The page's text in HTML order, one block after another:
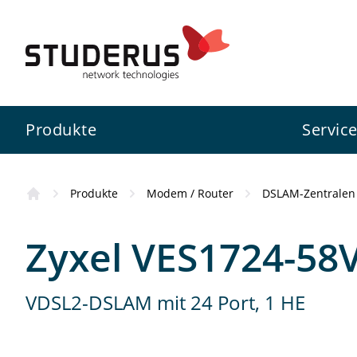
Produkte
Firewall
Switch
Service
Swiss Service Pack
Konfigurationsservice
Studerus AG
Zyxel
Kursübersicht
Wissenswertes
Produkte Modem / Router DSLAM-Zentralen
Zyxel VES1724-
VDSL2-DSLAM mit 24 Port, 1 HE
Bezugsquellen
Das Produkt hat Sie
Fachkundige Beratung und
Online-Partner
Schnell, bequem und mit